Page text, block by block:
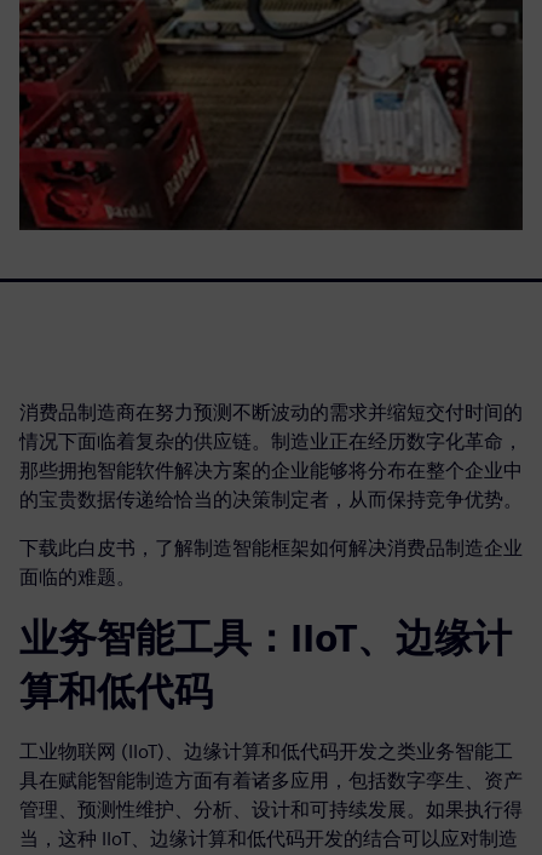
消费品制造商在努力预测不断波动的需求并缩短交付时间的
情况下面临着复杂的供应链。制造业正在经历数字化革命，
那些拥抱智能软件解决方案的企业能够将分布在整个企业中
的宝贵数据传递给恰当的决策制定者，从而保持竞争优势。
下载此白皮书，了解制造智能框架如何解决消费品制造企业
面临的难题。
业务智能工具：IIoT、边缘计
算和低代码
工业物联网 (IIoT)、边缘计算和低代码开发之类业务智能工
具在赋能智能制造方面有着诸多应用，包括数字孪生、资产
管理、预测性维护、分析、设计和可持续发展。如果执行得
当，这种 IIoT、边缘计算和低代码开发的结合可以应对制造